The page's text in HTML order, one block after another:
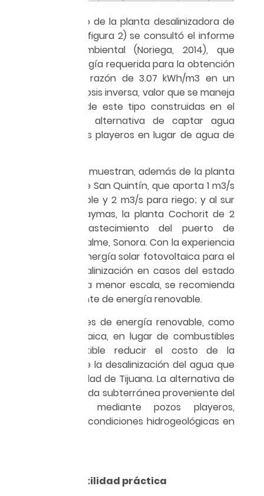
Para el proyecto de la planta desalinizadora de
Rosarito (véase figura 2) se consultó el informe
de impacto ambiental (Noriega, 2014), que
consigna la energía requerida para la obtención
de 4.4 m3/s, a razón de 3.07 kWh/m3 en un
proceso de ósmosis inversa, valor que se maneja
en las plantas de este tipo construidas en el
mundo, con la alternativa de captar agua
salobre de pozos playeros en lugar de agua de
En la figura 2 se muestran, además de la planta
de Rosarito, la de San Quintín, que aporta 1 m3/s
para agua potable y 2 m3/s para riego; y al sur
del valle de Guaymas, la planta Cochorit de 2
m3/s, para abastecimiento del puerto de
Guaymas y Empalme, Sonora. Con la experiencia
del empleo de energía solar fotovoltaica para el
proceso de desalinización en casos del estado
de Sonora, aun a menor escala, se recomienda
aplicar esta fuente de energía renovable.
Utilizando fuentes de energía renovable, como
la solar fotovoltaica, en lugar de combustibles
fósiles, es factible reducir el costo de la
conducción y de la desalinización del agua que
demanda la ciudad de Tijuana. La alternativa de
utilizar agua salada subterránea proveniente del
mar, captada mediante pozos playeros,
depende de las condiciones hidrogeológicas en
la franja costera.
Resultados y utilidad práctica